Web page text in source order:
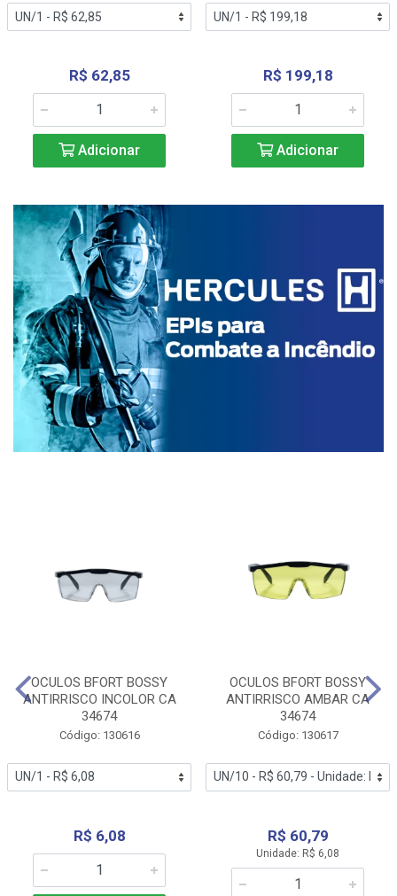
R$ 62,85
Adicionar
R$ 199,18
Adicionar
OCULOS BFORT BOSSY
ANTIRRISCO INCOLOR CA
34674
Código: 130616
R$ 6,08
OCULOS BFORT BOSSY
ANTIRRISCO AMBAR CA
34674
Código: 130617
R$ 60,79
Unidade: R$ 6,08